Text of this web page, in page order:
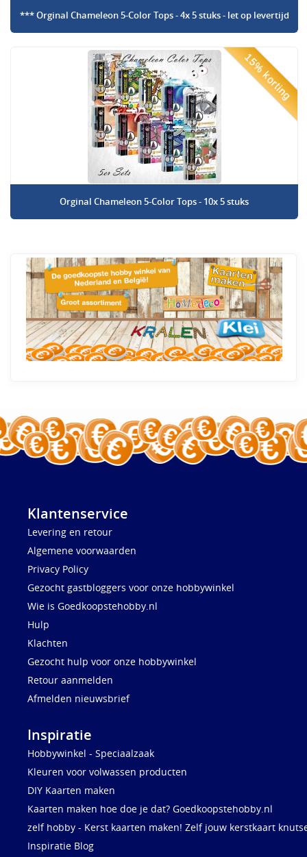
*** Orginal Chameleon 5-Color Tops - 4x 5 stuks - let op levertijd
15% korting
Orginal Chameleon 5-Color Tops - 10x 5 stuks
Klantenservice
Levering en retour
Algemene voorwaarden
Privacy Policy
Gezocht gastbloggers voor onze hobbywinkel
Wie is Goedkoopstehobby.nl
Hulp
Klachten
Gezocht hulp voor onze hobbywinkel
Retour aanmelden
Afmelden nieuwsbrief
Inspiratie
Hobbywinkel - Speciaalzaak
Kleuren voor volwassen producten
DIY Kaarten maken
Kaarten maken hoe doe je dat? Goedkoopstehobby.nl
zelf hobby - Kerst kaarten maken! Zelf jouw kerstkaart
Inspiratie Blog